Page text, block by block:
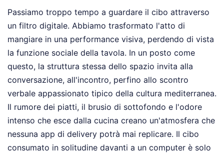
Passiamo troppo tempo a guardare il cibo attraverso
un filtro digitale. Abbiamo trasformato l'atto di
mangiare in una performance visiva, perdendo di vista
la funzione sociale della tavola. In un posto come
questo, la struttura stessa dello spazio invita alla
conversazione, all'incontro, perfino allo scontro
verbale appassionato tipico della cultura mediterranea.
Il rumore dei piatti, il brusio di sottofondo e l'odore
intenso che esce dalla cucina creano un'atmosfera che
nessuna app di delivery potrà mai replicare. Il cibo
consumato in solitudine davanti a un computer è solo